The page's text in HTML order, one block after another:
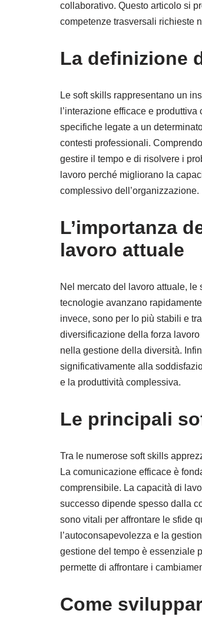
collaborativo. Questo articolo si
competenze trasversali richieste
La definizione
Le soft skills rappresentano un
l’interazione efficace e
specifiche legate a un
contesti professionali.
gestire il tempo e di risolvere i
lavoro perché migliorano la
complessivo dell’organizzazione.
L’importanza
lavoro attuale
Nel mercato del lavoro attuale,
tecnologie avanzano
invece, sono per lo più stabili e
diversificazione della forza
nella gestione della diversità.
significativamente alla
e la produttività complessiva.
Le principali
Tra le numerose soft skills
La comunicazione efficace è
comprensibile. La capacità di
successo dipende spesso dalla
sono vitali per affrontare le sfide
l’autoconsapevolezza e la
gestione del tempo è essenziale
permette di affrontare i
Come